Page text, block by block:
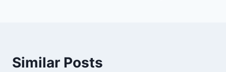
Similar Posts